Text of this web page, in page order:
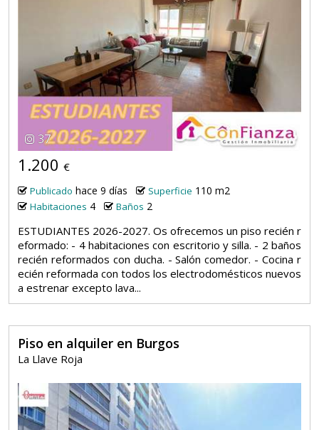
37
1.200 €
Publicado hace 9 días Superficie 110 m2
Habitaciones 4 Baños 2
ESTUDIANTES 2026-2027. Os ofrecemos un piso recién r
eformado: - 4 habitaciones con escritorio y silla. - 2 baños
recién reformados con ducha. - Salón comedor. - Cocina r
ecién reformada con todos los electrodomésticos nuevos
a estrenar excepto lava...
Piso en alquiler en Burgos
La Llave Roja